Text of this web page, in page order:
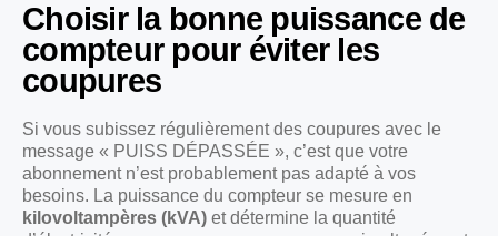
Choisir la bonne puissance de
compteur pour éviter les
coupures
Si vous subissez régulièrement des coupures avec le
message « PUISS DÉPASSÉE », c’est que votre
abonnement n’est probablement pas adapté à vos
besoins. La puissance du compteur se mesure en
kilovoltampères (kVA) et détermine la quantité